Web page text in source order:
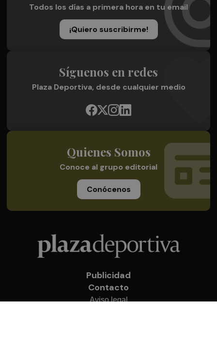
Todos los días a primera hora en tu email
¡Quiero suscribirme!
Síguenos en redes
Plaza Deportiva, desde cualquier medio
Quienes Somos
Conoce al grupo editorial
Conócenos
Publicidad
Contacto
Aviso legal